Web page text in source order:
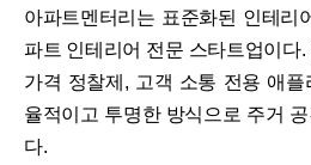
아파트멘터리는 표준화된 인테리
파트 인테리어 전문 스타트업이다
가격 정찰제, 고객 소통 전용 애
율적이고 투명한 방식으로 주거
다.